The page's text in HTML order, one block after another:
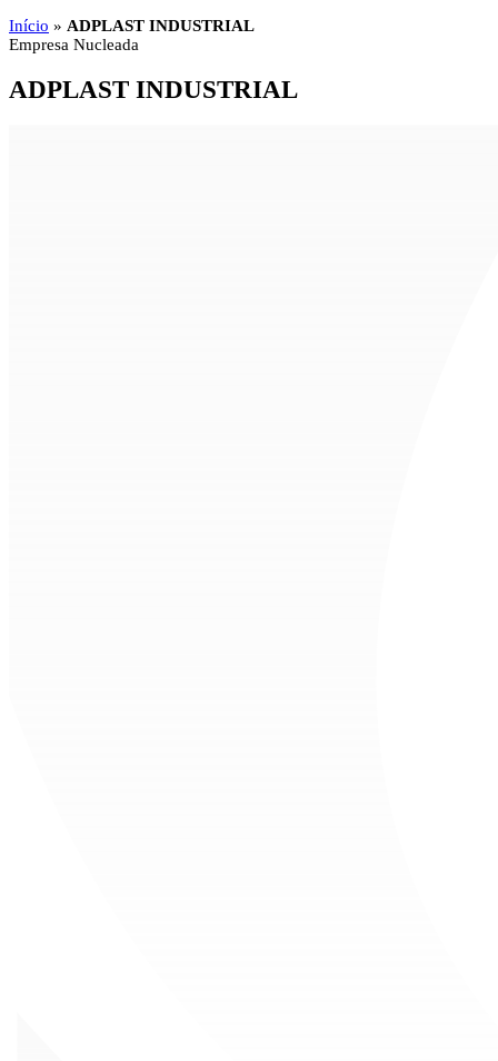
Início » ADPLAST INDUSTRIAL
Empresa Nucleada
ADPLAST INDUSTRIAL